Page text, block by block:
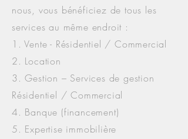
nous, vous bénéficiez de tous les
services au même endroit :
1. Vente - Résidentiel / Commercial
2. Location
3. Gestion – Services de gestion
Résidentiel / Commercial
4. Banque (financement)
5. Expertise immobilière